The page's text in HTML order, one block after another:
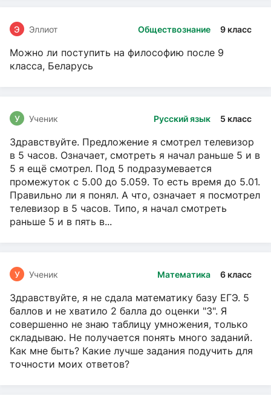
Обществознание 9 класс
Э Эллиот
Можно ли поступить на философию после 9
класса, Беларусь
Русский язык 5 класс
У Ученик
Здравствуйте. Предложение я смотрел телевизор
в 5 часов. Означает, смотреть я начал раньше 5 и в
5 я ещё смотрел. Под 5 подразумевается
промежуток с 5.00 до 5.059. То есть время до 5.01.
Правильно ли я понял. А что, означает я посмотрел
телевизор в 5 часов. Типо, я начал смотреть
раньше 5 и в пять в...
Математика 6 класс
У Ученик
Здравствуйте, я не сдала математику базу ЕГЭ. 5
баллов и не хватило 2 балла до оценки "3". Я
совершенно не знаю таблицу умножения, только
складываю. Не получается понять много заданий.
Как мне быть? Какие лучше задания подучить для
точности моих ответов?